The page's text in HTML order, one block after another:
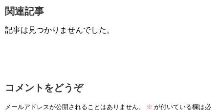
関連記事
記事は見つかりませんでした。
コメントをどうぞ
メールアドレスが公開されることはありません。 ※ が付いている欄は必